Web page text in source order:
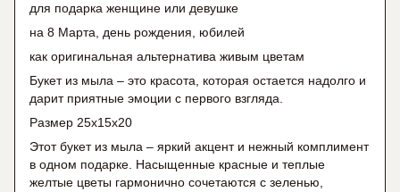
для подарка женщине или девушке
на 8 Марта, день рождения, юбилей
как оригинальная альтернатива живым цветам
Букет из мыла – это красота, которая остается надолго и
дарит приятные эмоции с первого взгляда.
Размер 25х15х20
Этот букет из мыла – яркий акцент и нежный комплимент
в одном подарке. Насыщенные красные и теплые
желтые цветы гармонично сочетаются с зеленью,